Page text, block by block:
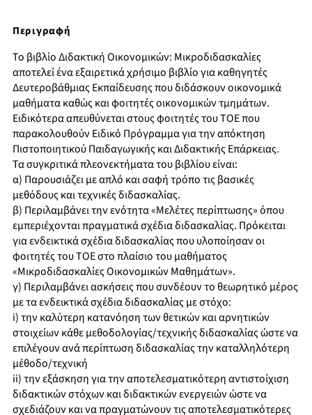
Περιγραφή
Το βιβλίο Διδακτική Οικονομικών: Μικροδιδασκαλίες
αποτελεί ένα εξαιρετικά χρήσιμο βιβλίο για καθηγητές
Δευτεροβάθμιας Εκπαίδευσης που διδάσκουν οικονομικά
μαθήματα καθώς και φοιτητές οικονομικών τμημάτων.
Ειδικότερα απευθύνεται στους φοιτητές του ΤΟΕ που
παρακολουθούν Ειδικό Πρόγραμμα για την απόκτηση
Πιστοποιητικού Παιδαγωγικής και Διδακτικής Επάρκειας.
Τα συγκριτικά πλεονεκτήματα του βιβλίου είναι:
α) Παρουσιάζει με απλό και σαφή τρόπο τις βασικές
μεθόδους και τεχνικές διδασκαλίας.
β) Περιλαμβάνει την ενότητα «Μελέτες περίπτωσης» όπου
εμπεριέχονται πραγματικά σχέδια διδασκαλίας. Πρόκειται
για ενδεικτικά σχέδια διδασκαλίας που υλοποίησαν οι
φοιτητές του ΤΟΕ στο πλαίσιο του μαθήματος
«Μικροδιδασκαλίες Οικονομικών Μαθημάτων».
γ) Περιλαμβάνει ασκήσεις που συνδέουν το θεωρητικό μέρος
με τα ενδεικτικά σχέδια διδασκαλίας με στόχο:
i) την καλύτερη κατανόηση των θετικών και αρνητικών
στοιχείων κάθε μεθοδολογίας/τεχνικής διδασκαλίας ώστε να
επιλέγουν ανά περίπτωση διδασκαλίας την καταλληλότερη
μέθοδο/τεχνική
ii) την εξάσκηση για την αποτελεσματικότερη αντιστοίχιση
διδακτικών στόχων και διδακτικών ενεργειών ώστε να
σχεδιάζουν και να πραγματώνουν τις αποτελεσματικότερες